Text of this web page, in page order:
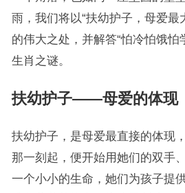
雨，我们将以“扶幼护子，母爱最
的伟大之处，并解答“怕冷怕饿怕
生肖之谜。
扶幼护子——母爱的体现
扶幼护子，是母爱最直接的体现
那一刻起，便开始用她们的双手
一个小小的生命，她们为孩子提